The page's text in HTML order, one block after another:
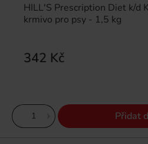
HILL'S Prescription Diet k/d
krmivo pro psy - 1,5 kg
342 Kč
Přidat